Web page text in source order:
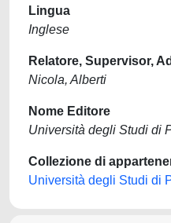
Lingua
Inglese
Relatore, Supervisor,
Nicola, Alberti
Nome Editore
Università degli Studi di
Collezione di
Università degli Studi di